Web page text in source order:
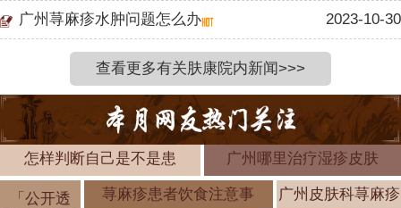
广州荨麻疹水肿问题怎么办 2023-10-30
查看更多有关肤康院内新闻>>>
怎样判断自己是不是患 广州哪里治疗湿疹皮肤
「公开透
荨麻疹患者饮食注意事
广州皮肤科荨麻疹